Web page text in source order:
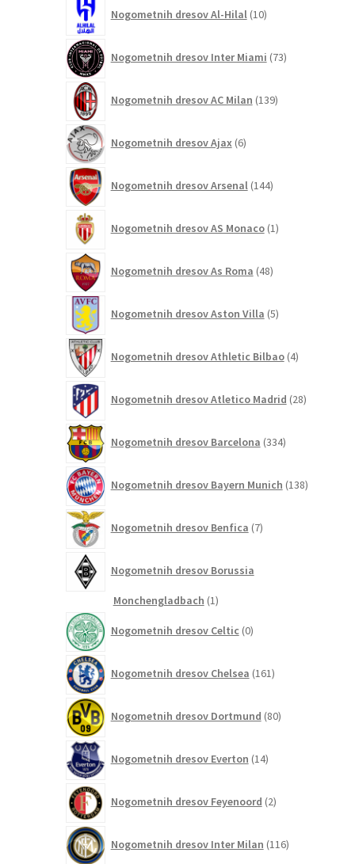
Nogometnih dresov Al-Hilal 10izdelkov
Nogometnih dresov Inter Miami 73izdelkov
Nogometnih dresov AC Milan 139izdelkov
Nogometnih dresov Ajax 6izdelkov
Nogometnih dresov Arsenal 144izdelkov
Nogometnih dresov AS Monaco 1izdelek
Nogometnih dresov As Roma 48izdelkov
Nogometnih dresov Aston Villa 5izdelkov
Nogometnih dresov Athletic Bilbao 4izdelki
Nogometnih dresov Atletico Madrid 28izdelkov
Nogometnih dresov Barcelona 334izdelkov
Nogometnih dresov Bayern Munich 138izdelkov
Nogometnih dresov Benfica 7izdelkov
Nogometnih dresov Borussia
Monchengladbach 11
Nogometnih dresov Celtic 0izdelkov
Nogometnih dresov Chelsea 161izdelkov
Nogometnih dresov Dortmund 80izdelkov
Nogometnih dresov Everton 14izdelkov
Nogometnih dresov Feyenoord 2izdelka
Nogometnih dresov Inter Milan 116izdelkov